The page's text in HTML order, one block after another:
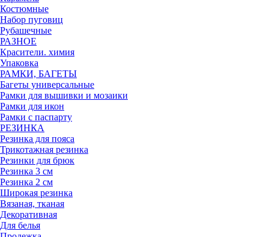
Костюмные
Набор пуговиц
Рубашечные
РАЗНОЕ
Красители. химия
Упаковка
РАМКИ, БАГЕТЫ
Багеты универсальные
Рамки для вышивки и мозаики
Рамки для икон
Рамки с паспарту
РЕЗИНКА
Резинка для пояса
Трикотажная резинка
Резинки для брюк
Резинка 3 см
Резинка 2 см
Широкая резинка
Вязаная, тканая
Декоративная
Для белья